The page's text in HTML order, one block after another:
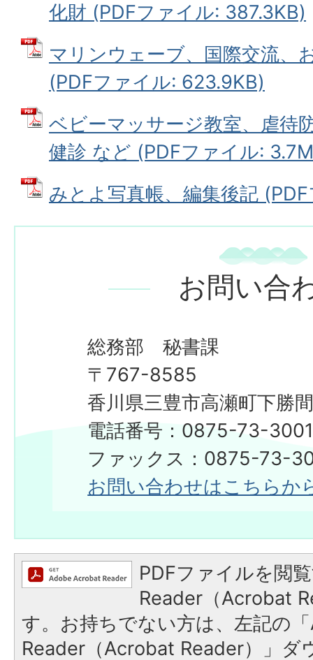
化財 (PDFファイル: 387.3KB)
マリンウェーブ、国際交流、
(PDFファイル: 623.9KB)
ベビーマッサージ教室、虐待
健診 など (PDFファイル:
みとよ写真帳、編集後記
お問い合
総務部 秘書課
〒767-8585
香川県三豊市高瀬町下勝
電話番号：0875-73-
ファックス：0875-73-
お問い合わせはこちらか
PDFファイルを閲
Reader（Acrobat
す。お持ちでない方は、左記の
Reader（Acrobat Reader）」ダ